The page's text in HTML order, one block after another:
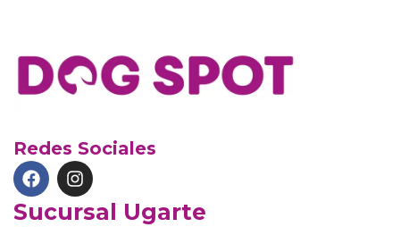
Redes Sociales
Sucursal Ugarte